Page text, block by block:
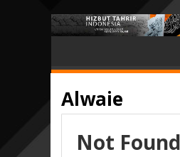
Alwaie
Not Found